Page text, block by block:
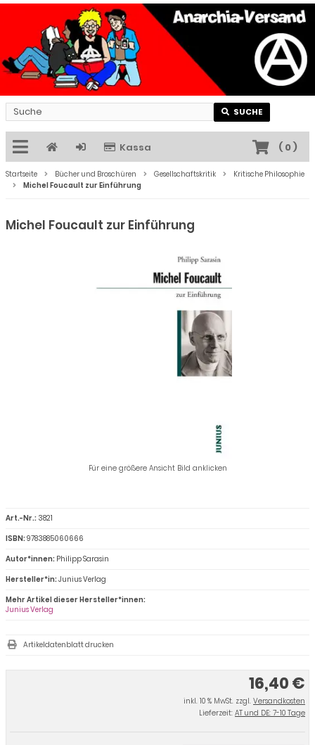
SUCHE
Kassa ( 0)
Startseite Bücher und Broschüren Gesellschaftskritik
Kritische Philosophie
Michel Foucault zur Einführung
Michel Foucault zur Einführung
Für eine größere Ansicht Bild anklicken
16,40 €
inkl. 10 % MwSt. zzgl. Versandkosten
Lieferzeit: AT und DE: 7-10 Tage
Art.-Nr.: 3821
ISBN:9783885060666
Autor*innen: Philipp Sarasin
Hersteller*in:Junius Verlag
Mehr Artikel dieser Hersteller*innen:
Junius Verlag
Artikeldatenblatt drucken